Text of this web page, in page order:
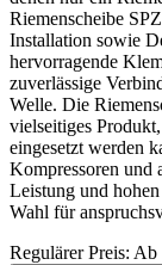
Riemenscheibe
Installation sowie
hervorragende
zuverlässige
Welle. Die
vielseitiges
eingesetzt werden
Kompressoren und
Leistung und
Wahl für
Regulärer Preis: Ab